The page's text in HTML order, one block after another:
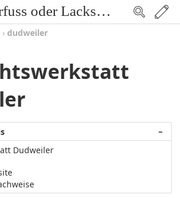
Barfuss oder Lackschuh
› dudweiler
−
Dudweiler